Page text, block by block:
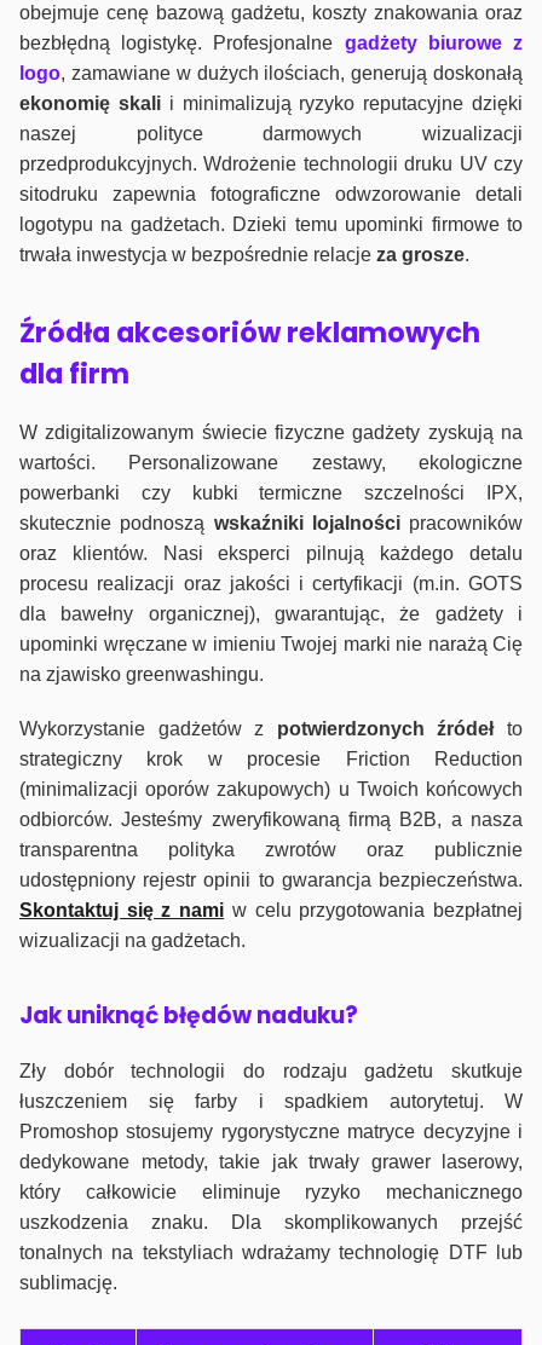
obejmuje cenę bazową gadżetu, koszty znakowania oraz
bezbłędną logistykę. Profesjonalne gadżety biurowe z
logo, zamawiane w dużych ilościach, generują doskonałą
ekonomię skalii minimalizują ryzyko reputacyjne dzięki
naszej polityce darmowych wizualizacji
przedprodukcyjnych. Wdrożenie technologii druku UV czy
sitodruku zapewnia fotograficzne odwzorowanie detali
logotypu na gadżetach. Dzieki temu upominki firmowe to
trwała inwestycja w bezpośrednie relacje za grosze.
Źródła akcesoriów reklamowych
dla firm
W zdigitalizowanym świecie fizyczne gadżety zyskują na
wartości. Personalizowane zestawy, ekologiczne
powerbanki czy kubki termiczne szczelności IPX,
skutecznie podnoszą wskaźniki lojalnościpracowników
oraz klientów. Nasi eksperci pilnują każdego detalu
procesu realizacji oraz jakości i certyfikacji (m.in. GOTS
dla bawełny organicznej), gwarantując, że gadżety i
upominki wręczane w imieniu Twojej marki nie narażą Cię
na zjawisko greenwashingu.
Wykorzystanie gadżetów z potwierdzonych źródełto
strategiczny krok w procesie Friction Reduction
(minimalizacji oporów zakupowych) u Twoich końcowych
odbiorców. Jesteśmy zweryfikowaną firmą B2B, a nasza
transparentna polityka zwrotów oraz publicznie
udostępniony rejestr opinii to gwarancja bezpieczeństwa.
Skontaktuj się z nami w celu przygotowania bezpłatnej
wizualizacji na gadżetach.
Jak uniknąć błędów naduku?
Zły dobór technologii do rodzaju gadżetu skutkuje
łuszczeniem się farby i spadkiem autorytetuj. W
Promoshop stosujemy rygorystyczne matryce decyzyjne i
dedykowane metody, takie jak trwały grawer laserowy,
który całkowicie eliminuje ryzyko mechanicznego
uszkodzenia znaku. Dla skomplikowanych przejść
tonalnych na tekstyliach wdrażamy technologię DTF lub
sublimację.